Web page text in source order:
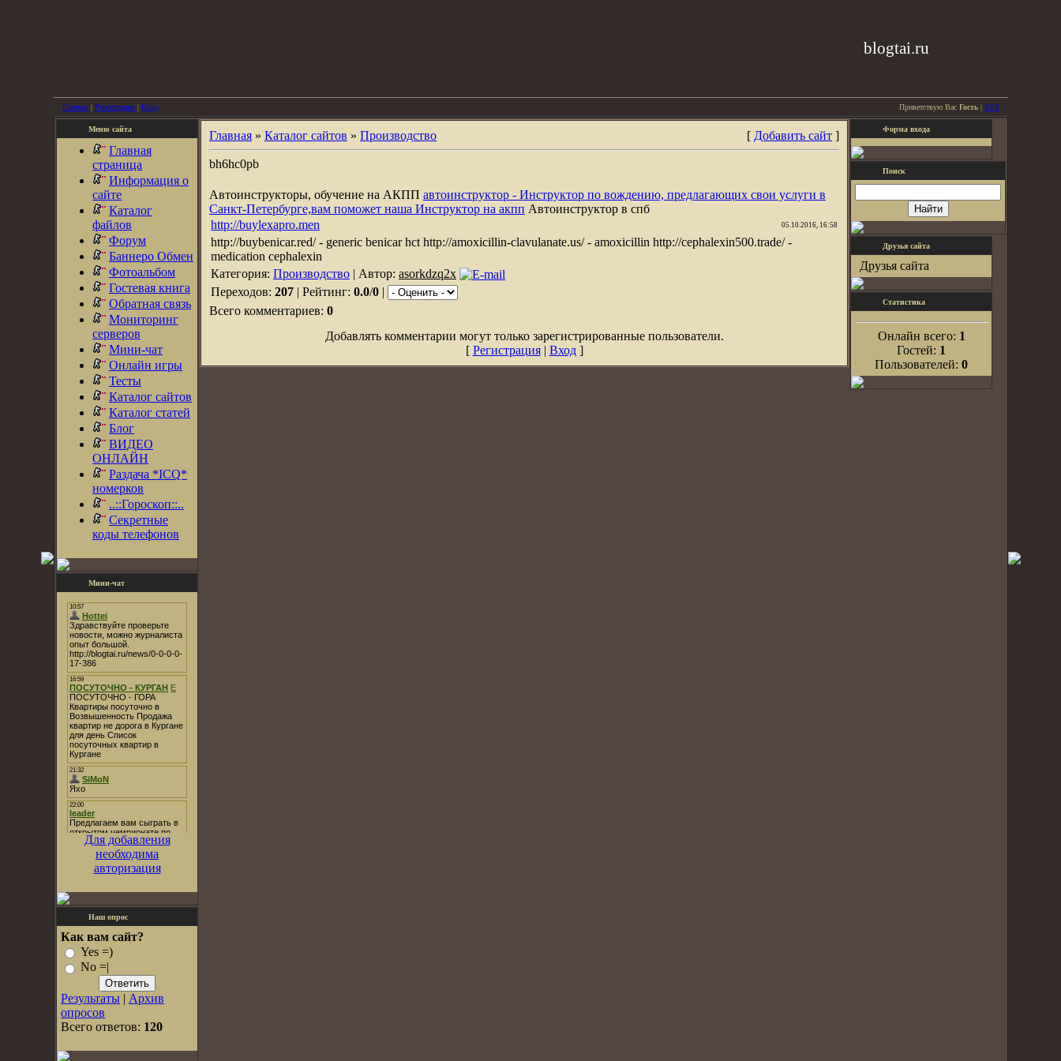
blogtai.ru
Главная | Регистрация | Вход Приветствую Вас Гость | RSS
Меню сайта
Главная
страница
Информация о
сайте
Каталог
файлов
Форум
Баннеро Обмен
Фотоальбом
Гостевая книга
Обратная связь
Мониторинг
серверов
Мини-чат
Онлайн игры
Тесты
Каталог сайтов
Каталог статей
Блог
ВИДЕО
ОНЛАЙН
Раздача *ICQ*
номерков
..::Гороскоп::..
Секретные
коды телефонов
Мини-чат
Для добавления
необходима
авторизация
Наш опрос
Как вам сайт?
Yes =)
No =|
Результаты | Архив
опросов
Всего ответов: 120
Главная » Каталог сайтов » Производство [ Добавить сайт ]
bh6hc0pb
Автоинструкторы, обучение на АКПП автоинструктор - Инструктор по вождению, предлагающих свои услуги в
Санкт-Петербурге,вам поможет наша Инструктор на акпп Автоинструктор в спб
http://buylexapro.men
05.10.2016, 16:58
http://buybenicar.red/ - generic benicar hct http://amoxicillin-clavulanate.us/ - amoxicillin http://cephalexin500.trade/ -
medication cephalexin
Категория: Производство | Автор: asorkdzq2x
Переходов: 207 | Рейтинг: 0.0/0 |
Всего комментариев: 0
Добавлять комментарии могут только зарегистрированные пользователи.
[ Регистрация| Вход]
Форма входа
Поиск
Друзья сайта
Друзья сайта
Статистика
Онлайн всего: 1
Гостей: 1
Пользователей: 0